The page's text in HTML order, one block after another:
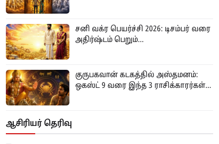
சனி வக்ர பெயர்ச்சி 2026: டிசம்பர் வரை
அதிர்ஷ்டம் பெறும்...
குருபகவான் கடகத்தில் அஸ்தமனம்:
ஒகஸ்ட் 9 வரை இந்த 3 ராசிக்காரர்கள்...
ஆசிரியர் தெரிவு